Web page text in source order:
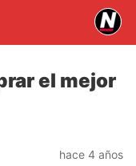
el mejor
hace 4 años